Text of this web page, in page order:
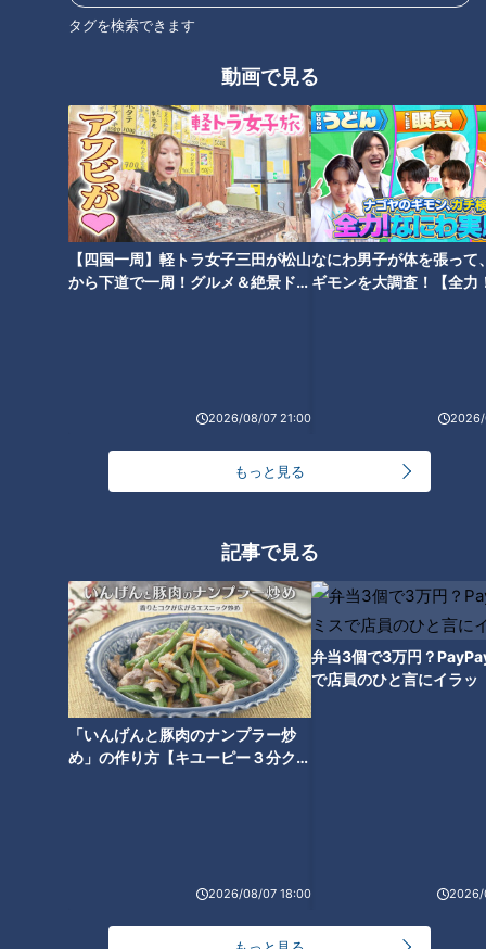
タグを検索できます
動画で見る
【四国一周】軽トラ女子三田が松山
から下道で一周！グルメ＆絶景ドラ
2026/08/07 21:00
なにわ男子が体を張って
ギモンを大調査！【全力
2026/
もっと見る
記事で見る
「いんげんと豚肉のナンプラー炒
め」の作り方【キユーピー３分クッ
2026/08/07 18:00
弁当3個で3万円？
で店員のひと言にイラッ
2026/
「いやーわからないです。」
「郷土料理だったら“どじょうの蒲焼き”ですかね。」
「“どじょうの蒲焼き”ですか！？食べられるお店はわか
りますか？」
「わからないです…」
お店の名前を聞き出せず、ロケ開始から1時間…すると！
CBCテレビ『ゴゴスマ』
金沢市寺中町の「かばやき屋」を訪れます。
「看板に“どぜう”と書いてありますよ！これは間違いな
「やっぱりそうでした！ミッションクリアです！」